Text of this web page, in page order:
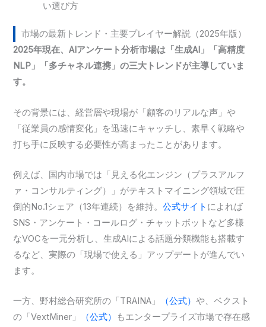
い選び方
市場の最新トレンド・主要プレイヤー解説（2025年版）
2025年現在、AIアンケート分析市場は「生成AI」「高精度
NLP」「多チャネル連携」の三大トレンドが主導していま
す。
その背景には、経営層や現場が「顧客のリアルな声」や
「従業員の感情変化」を迅速にキャッチし、素早く戦略や
打ち手に反映する必要性が高まったことがあります。
例えば、国内市場では「見える化エンジン（プラスアルフ
ァ・コンサルティング）」がテキストマイニング領域で圧
倒的No.1シェア（13年連続）を維持。公式サイト によれば
SNS・アンケート・コールログ・チャットボットなど多様
なVOCを一元分析し、生成AIによる話題分類機能も搭載す
るなど、実際の「現場で使える」アップデートが進んでい
ます。
一方、野村総合研究所の「TRAINA」 （公式）や、ベクスト
の「VextMiner」
（公式）
もエンタープライズ市場で存在感